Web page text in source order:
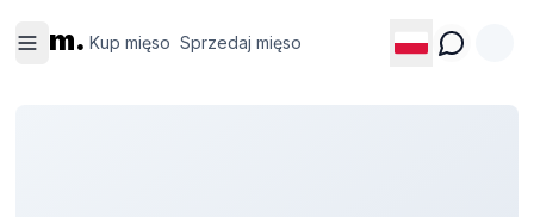
m. Kup mięso Sprzedaj mięso
mięso
mięso